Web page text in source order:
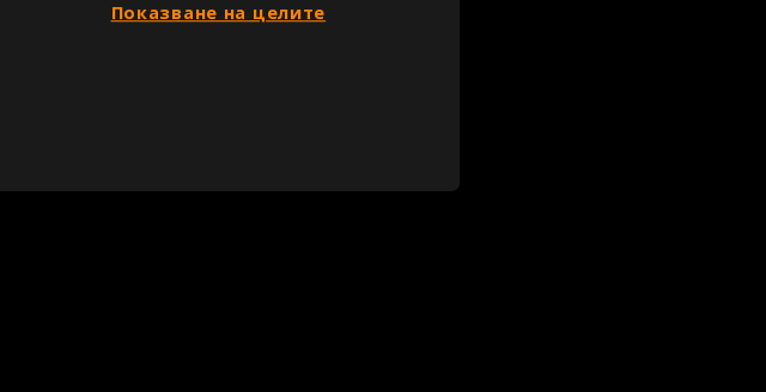
Показване на целите